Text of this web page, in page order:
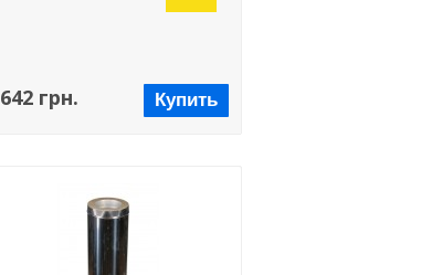
642 грн. Купить